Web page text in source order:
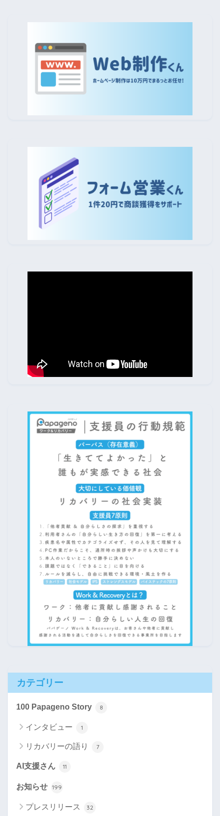
カテゴリー
100 Papageno Story 8
インタビュー 1
リカバリーの語り 7
AI支援さん 11
お知らせ 199
プレスリリース 32